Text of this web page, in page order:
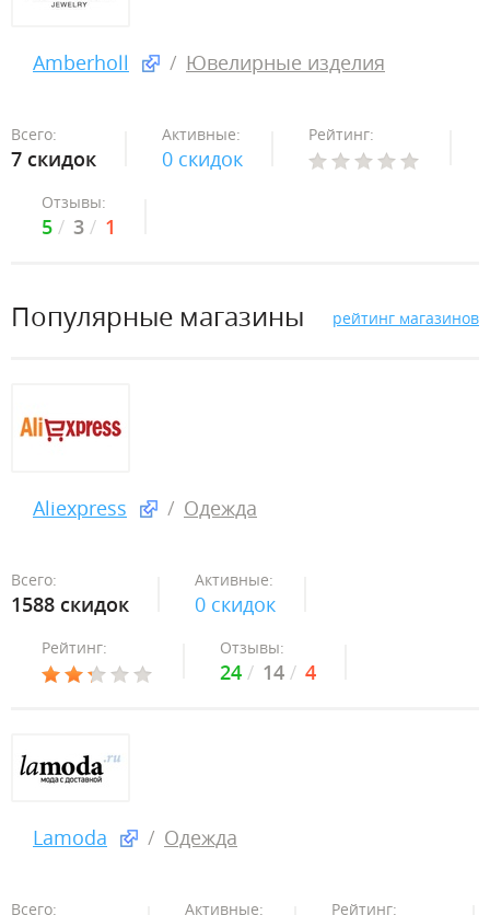
Amberholl Ювелирные изделия
Всего:
7 скидок
Активные:
0 скидок
Рейтинг:
Отзывы:
5 3 1
Популярные магазины рейтинг магазинов
Aliexpress Одежда
Всего:
1588 скидок
Активные:
0 скидок
Рейтинг: Отзывы:
24 14 4
Lamoda Одежда
Всего: Активные: Рейтинг: